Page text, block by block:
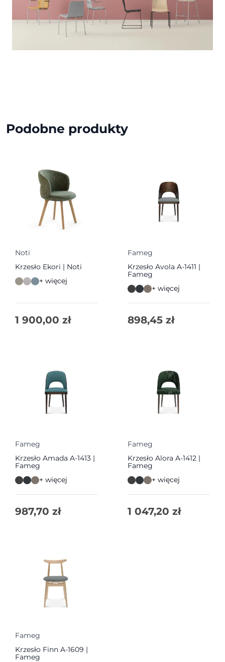
Podobne produkty
Noti
Krzesło Ekori | Noti
+ więcej
1 900,00 zł
Fameg
Krzesło Avola A-1411 |
Fameg
+ więcej
898,45 zł
Fameg
Krzesło Amada A-1413 |
Fameg
+ więcej
987,70 zł
Fameg
Krzesło Alora A-1412 |
Fameg
+ więcej
1 047,20 zł
Fameg
Krzesło Finn A-1609 |
Fameg